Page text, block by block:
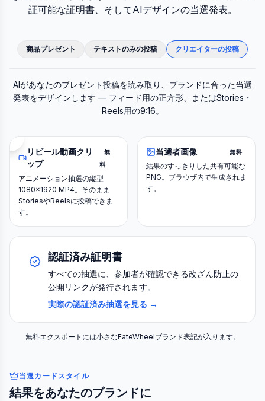
証可能な証明書、そしてAIデザインの当選発表。
商品プレゼント テキストのみの投稿 クリエイターの投稿
元の投稿 AI当選ポスト
AIがあなたのプレゼント投稿を読み取り、ブランドに合った当選
発表をデザインします — フィード用の正方形、またはStories・
Reels用の9:16。
リビール動画クリ
ップ
無
料
アニメーション抽選の縦型
1080×1920 MP4。そのまま
StoriesやReelsに投稿できま
す。
当選者画像 無料
結果のすっきりした共有可能な
PNG。ブラウザ内で生成されま
す。
認証済み証明書
すべての抽選に、参加者が確認できる改ざん防止の
公開リンクが発行されます。
実際の認証済み抽選を見る →
無料エクスポートには小さなFateWheelブランド表記が入ります。
当選カードスタイル
結果をあなたのブランドに